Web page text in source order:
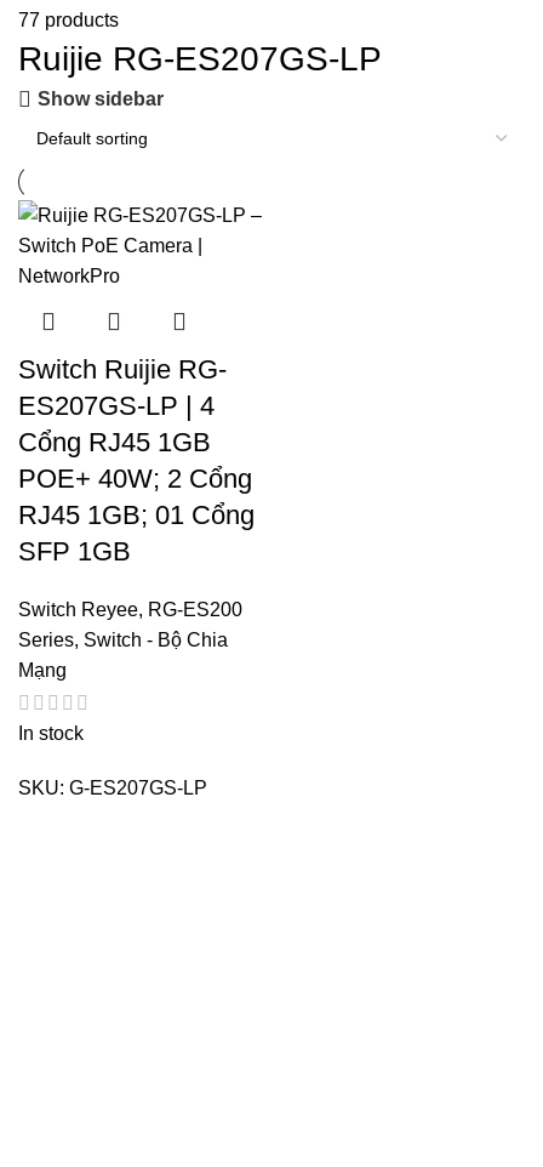
77 products
Ruijie RG-ES207GS-LP
Show sidebar
Switch Ruijie RG-
ES207GS-LP | 4
Cổng RJ45 1GB
POE+ 40W; 2 Cổng
RJ45 1GB; 01 Cổng
SFP 1GB
Switch Reyee, RG-ES200
Series, Switch - Bộ Chia
Mạng
In stock
SKU: G-ES207GS-LP